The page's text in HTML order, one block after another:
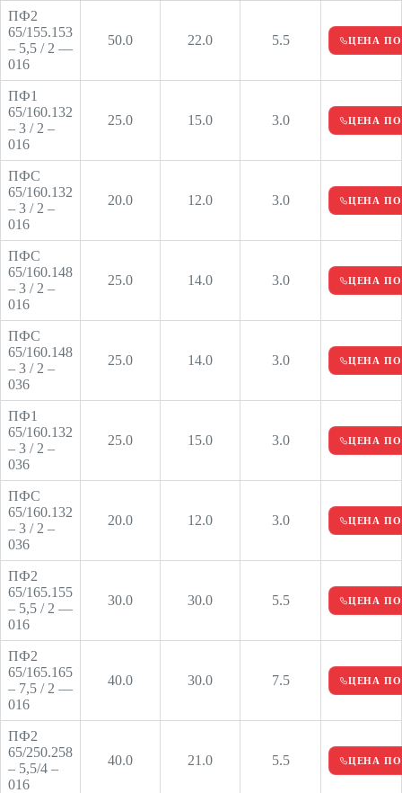
ПФ2
65/155.153
– 5,5 / 2 —
016
50.0 22.0 5.5 ЦЕНА
ПФ1
65/160.132
– 3 / 2 –
016
25.0 15.0 3.0 ЦЕНА
ПФС
65/160.132
– 3 / 2 –
016
20.0 12.0 3.0 ЦЕНА
ПФС
65/160.148
– 3 / 2 –
016
25.0 14.0 3.0 ЦЕНА
ПФС
65/160.148
– 3 / 2 –
036
25.0 14.0 3.0 ЦЕНА
ПФ1
65/160.132
– 3 / 2 –
036
25.0 15.0 3.0 ЦЕНА
ПФС
65/160.132
– 3 / 2 –
036
20.0 12.0 3.0 ЦЕНА
ПФ2
65/165.155
– 5,5 / 2 —
016
30.0 30.0 5.5 ЦЕНА
ПФ2
65/165.165
– 7,5 / 2 —
016
40.0 30.0 7.5 ЦЕНА
ПФ2
65/250.258
– 5,5/4 –
016
40.0 21.0 5.5 ЦЕНА